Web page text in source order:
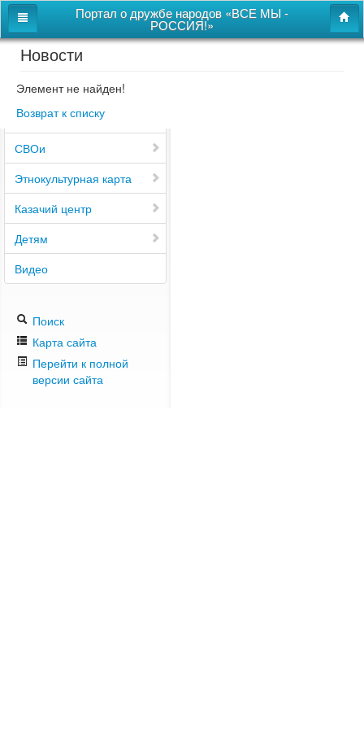
Портал о дружбе народов «ВСЕ МЫ -
РОССИЯ!»
Главная
Дом дружбы народов
Новости
СВОи
Этнокультурная карта
Казачий центр
Детям
Видео
Поиск
Карта сайта
Перейти к полной
версии сайта
Новости
Элемент не найден!
Возврат к списку